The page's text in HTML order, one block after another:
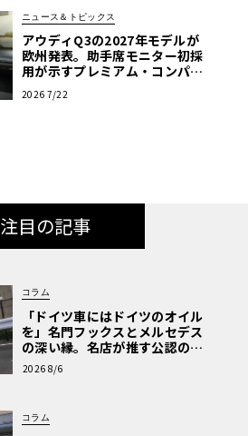
ニュース＆トピックス
アウディQ3の2027年モデルが
欧州発表。助手席モニター初採
用が示すプレミアム・コンパク
2026 7/22
注目の記事
コラム
「ドイツ車にはドイツのオイル
を」名門フックスとメルセデス
の深い縁。名店が推す公認の安
心と、Cクラスで味わうシルキー
な走り〈PR〉
2026 8/6
コラム